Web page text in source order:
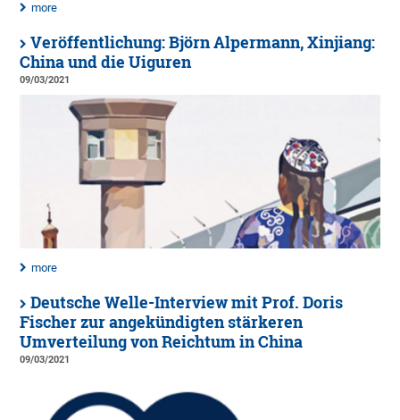
more
Veröffentlichung: Björn Alpermann, Xinjiang:
China und die Uiguren
09/03/2021
more
Deutsche Welle-Interview mit Prof. Doris
Fischer zur angekündigten stärkeren
Umverteilung von Reichtum in China
09/03/2021